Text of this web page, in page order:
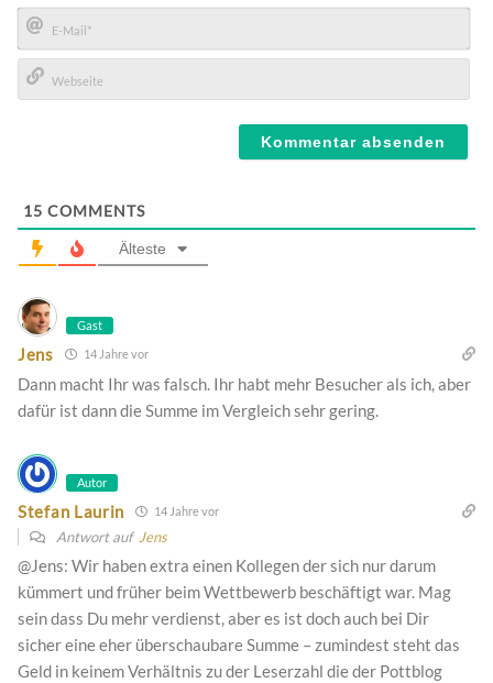
Name*
E-
Mail*
15 COMMENTS
Älteste
Gast
Jens 14 Jahre vor
Dann macht Ihr was falsch. Ihr habt mehr Besucher als ich, aber
dafür ist dann die Summe im Vergleich sehr gering.
Autor
Stefan Laurin 14 Jahre vor
Antwort auf Jens
@Jens: Wir haben extra einen Kollegen der sich nur darum
kümmert und früher beim Wettbewerb beschäftigt war. Mag
sein dass Du mehr verdienst, aber es ist doch auch bei Dir
sicher eine eher überschaubare Summe – zumindest steht das
Geld in keinem Verhältnis zu der Leserzahl die der Pottblog